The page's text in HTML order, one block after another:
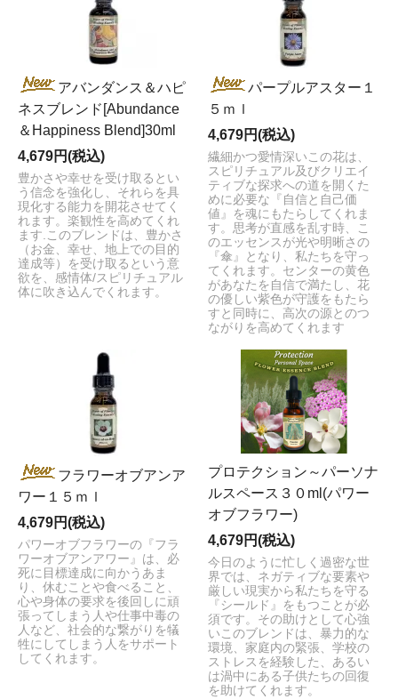
アバンダンス＆ハピ
ネスブレンド[Abundance
＆Happiness Blend]30ml
4,679円(税込)
豊かさや幸せを受け取るとい
う信念を強化し、それらを具
現化する能力を開花させてく
れます。楽観性を高めてくれ
ます.このブレンドは、豊かさ
（お金、幸せ、地上での目的
達成等）を受け取るという意
欲を、感情体/スピリチュアル
体に吹き込んでくれます。
パープルアスター１
５ｍｌ
4,679円(税込)
繊細かつ愛情深いこの花は、
スピリチュアル及びクリエイ
ティブな探求への道を開くた
めに必要な『自信と自己価
値』を魂にもたらしてくれま
す。思考が直感を乱す時、こ
のエッセンスが光や明晰さの
『傘』となり、私たちを守っ
てくれます。センターの黄色
があなたを自信で満たし、花
の優しい紫色が守護をもたら
すと同時に、高次の源とのつ
ながりを高めてくれます
フラワーオブアンア
ワー１５ｍｌ
4,679円(税込)
パワーオブフラワーの『フラ
ワーオブアンアワー』は、必
死に目標達成に向かうあま
り、休むことや食べること、
心や身体の要求を後回しに頑
張ってしまう人や仕事中毒の
人など、社会的な繋がりを犠
牲にしてしまう人をサポート
してくれます。
プロテクション～パーソナ
ルスペース３０ml(パワー
オブフラワー)
4,679円(税込)
今日のように忙しく過密な世
界では、ネガティブな要素や
厳しい現実から私たちを守る
『シールド』をもつことが必
須です。その助けとして心強
いこのブレンドは、暴力的な
環境、家庭内の緊張、学校の
ストレスを経験した、あるい
は渦中にある子供たちの回復
を助けてくれます。